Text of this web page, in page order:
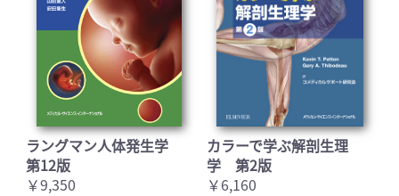
ラングマン人体発生学
第12版
￥9,350
カラーで学ぶ解剖生理
学 第2版
￥6,160